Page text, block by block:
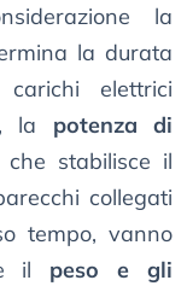
la
la durata
elettrici
la potenza di
stabilisce il
collegati
tempo, vanno
il peso e gli